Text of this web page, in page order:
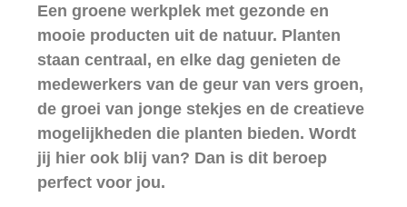
Een groene werkplek met gezonde en
mooie producten uit de natuur. Planten
staan centraal, en elke dag genieten de
medewerkers van de geur van vers groen,
de groei van jonge stekjes en de creatieve
mogelijkheden die planten bieden. Wordt
jij hier ook blij van? Dan is dit beroep
perfect voor jou.